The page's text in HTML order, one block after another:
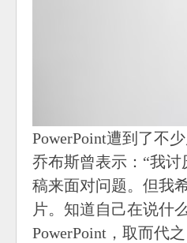
PowerPoint遭到了不
乔布斯曾表示：“我
稿来面对问题。但我
片。知道自己在说什
PowerPoint，取而代